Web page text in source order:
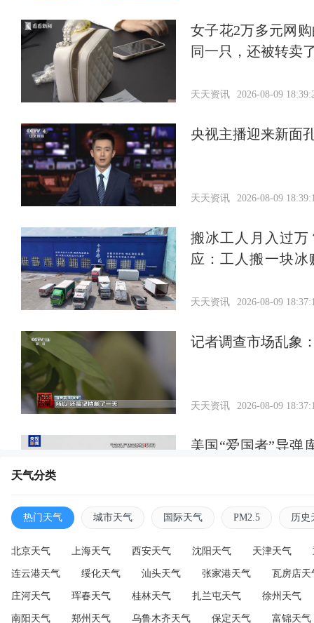
女子花2万多元网
同一只，还被转卖
天天资讯 2026-08-09
央视主播迎来新面
天天资讯 2026-08-09
搬冰工人月入过万
应：工人搬一块
天天资讯 2026-08-09
记者调查市场乱象
天天资讯 2026-08-09
美国“爱国者”导弹
2026-08-09
天气分类
热门天气 城市天气 国际天气 PM2.5 历史
北京天气 上海天气 西安天气 沈阳天气 天津天气
连云港天气 绥化天气 汕头天气 张家港天气 瓦房店天
庄河天气 珲春天气 桂林天气 扎兰屯天气 徐州天气
南阳天气 郑州天气 乌鲁木齐天气 保定天气 富锦天气